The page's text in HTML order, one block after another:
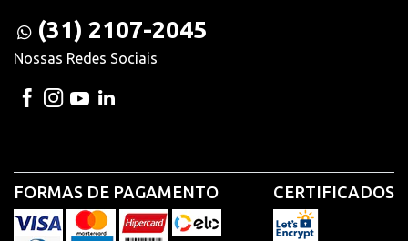
(31) 2107-2045
Nossas Redes Sociais
FORMAS DE PAGAMENTO CERTIFICADOS